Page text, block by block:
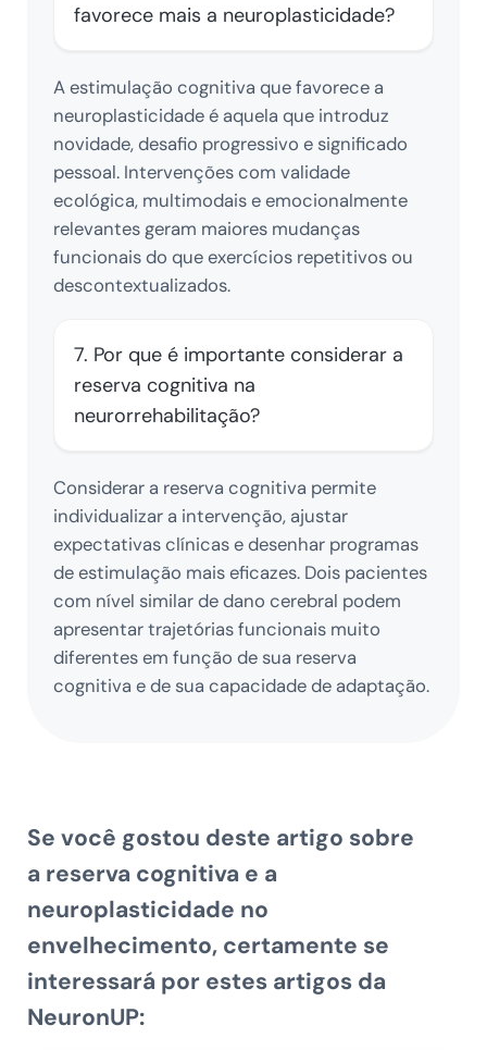
favorece mais a neuroplasticidade?
A estimulação cognitiva que favorece a
neuroplasticidade é aquela que introduz
novidade, desafio progressivo e significado
pessoal. Intervenções com validade
ecológica, multimodais e emocionalmente
relevantes geram maiores mudanças
funcionais do que exercícios repetitivos ou
descontextualizados.
7. Por que é importante considerar a
reserva cognitiva na
neurorrehabilitação?
Considerar a reserva cognitiva permite
individualizar a intervenção, ajustar
expectativas clínicas e desenhar programas
de estimulação mais eficazes. Dois pacientes
com nível similar de dano cerebral podem
apresentar trajetórias funcionais muito
diferentes em função de sua reserva
cognitiva e de sua capacidade de adaptação.
Se você gostou deste artigo sobre
a reserva cognitiva e a
neuroplasticidade no
envelhecimento, certamente se
interessará por estes artigos da
NeuronUP: